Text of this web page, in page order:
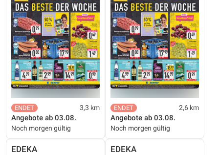
3,3 km
Angebote ab 03.08.
Noch morgen gültig
2,6 km
Angebote ab 03.08.
Noch morgen gültig
EDEKA EDEKA